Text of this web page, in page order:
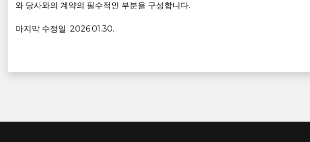
와 당사와의 계약의 필수적인 부분을 구성합니다.
마지막 수정일: 2026.01.30.